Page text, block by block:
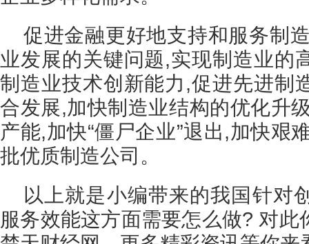
促进金融更好地支持和服务制
业发展的关键问题,实现制造业的
制造业技术创新能力,促进先进制
合发展,加快制造业结构的优化升
产能,加快“僵尸企业”退出,加快艰
批优质制造公司。
以上就是小编带来的我国针对
服务效能这方面需要怎么做? 对此